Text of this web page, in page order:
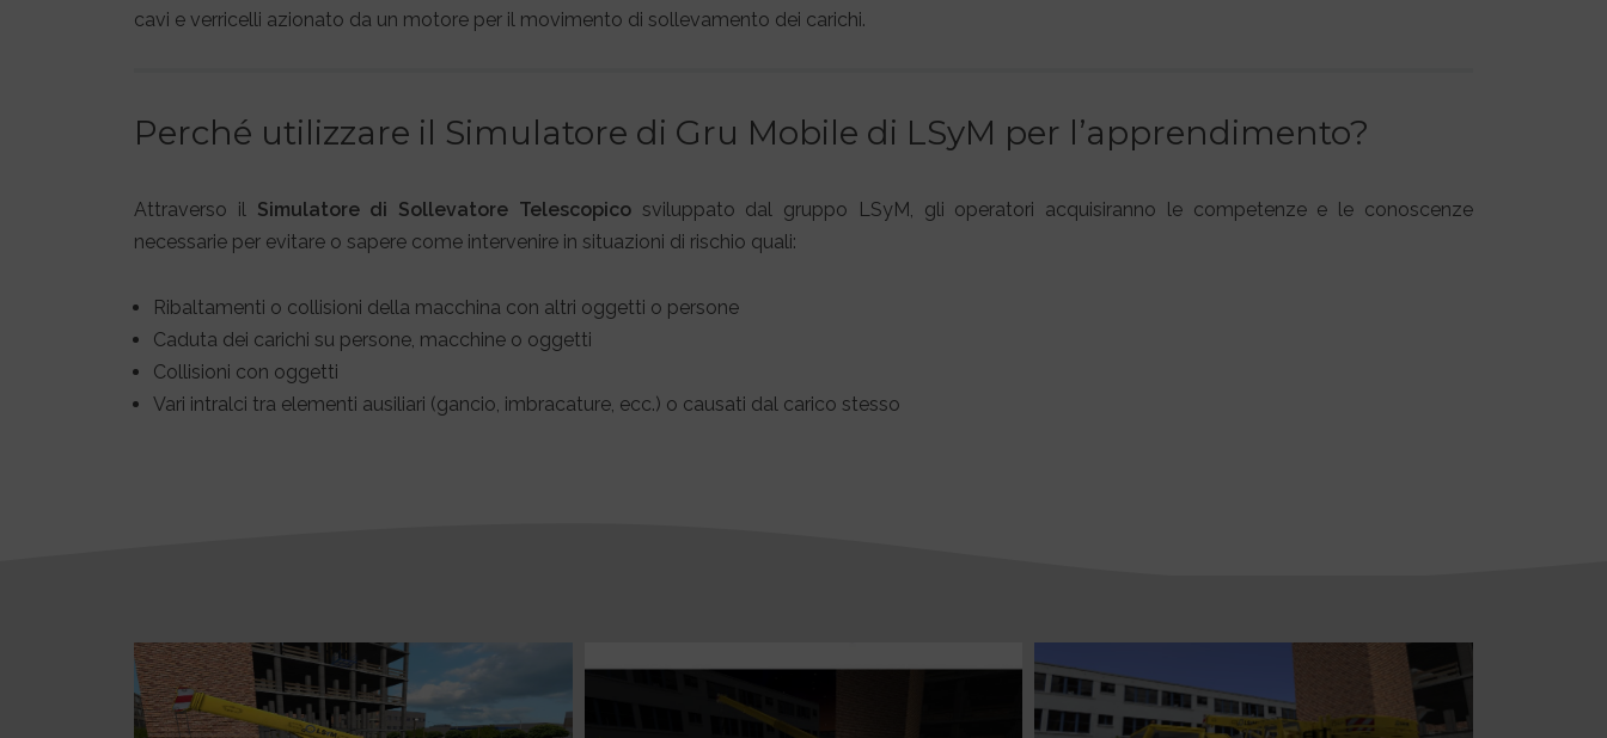
cavi e verricelli azionato da un motore per il movimento di sollevamento dei carichi.
Perché utilizzare il Simulatore di Gru Mobile di LSyM per l’apprendimento?
Attraverso il Simulatore di Sollevatore Telescopicosviluppato dal gruppo LSyM, gli operatori acquisiranno le competenze e le conoscenze
necessarie per evitare o sapere come intervenire in situazioni di rischio quali:
Ribaltamenti o collisioni della macchina con altri oggetti o persone
Caduta dei carichi su persone, macchine o oggetti
Collisioni con oggetti
Vari intralci tra elementi ausiliari (gancio, imbracature, ecc.) o causati dal carico stesso